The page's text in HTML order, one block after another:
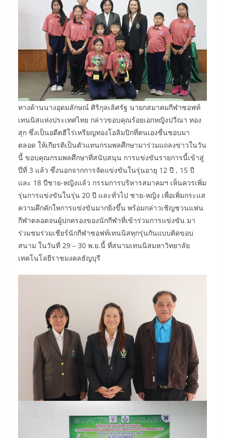
ทางด้านนางอุดมลักษณ์ ศิริกุลเลิศรัฐ นายกสมาคมกีฬาซอฟท์
เทนนิสแห่งประเทศไทย กล่าวขอบคุณร้อยเอกหญิงปวีณา ทอง
สุก ซึ่งเป็นอดีตฮีโร่เหรียญทองโอลิมปิกที่ตนเองชื่นชอบมา
ตลอด ให้เกียรติเป็นตัวแทนกรมพลศึกษามาร่วมแถลงข่าวในวัน
นี้ ขอบคุณกรมพลศึกษาที่สนับสนุน การแข่งขันรายการนี้เข้าสู่
ปี่ที่ 3 แล้ว ซึ่งนอกจากการจัดแข่งขันในรุ่นอายุ 12 ปี , 15 ปี
และ 18 ปีชาย-หญิงแล้ว กรรมการบริหารสมาคมฯ เห็นควรเพิ่ม
รุ่นการแข่งขันในรุ่น 20 ปี และทั่วไป ชาย-หญิง เพื่อเพิ่มกระแส
ความคึกคักใหการแข่งขันมากยิ่งขึ้น พร้อมกล่าวเชิญชวนแฟน
กีฬาตลอดจนผู้ปกครองของนักกีฬาที่เข้าร่วมการแข่งขัน มา
ร่วมชมร่วมเชียร์นักกีฬาซอฟท์เทนนิสทุกรุ่นกันแบบติดขอบ
สนาม ในวันที่ 29 – 30 พ.ย.นี้ ที่สนามเทนนิสมหาวิทยาลัย
เทคโนโลยีราชมงคลธัญบุรี